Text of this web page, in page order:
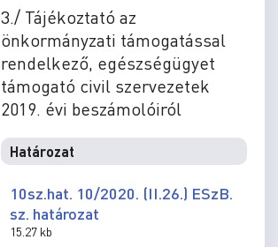
3./ Tájékoztató az
önkormányzati támogatással
rendelkező, egészségügyet
támogató civil szervezetek
2019. évi beszámolóiról
Határozat
10sz.hat. 10/2020. (II.26.) ESzB.
sz. határozat
15.27 kb